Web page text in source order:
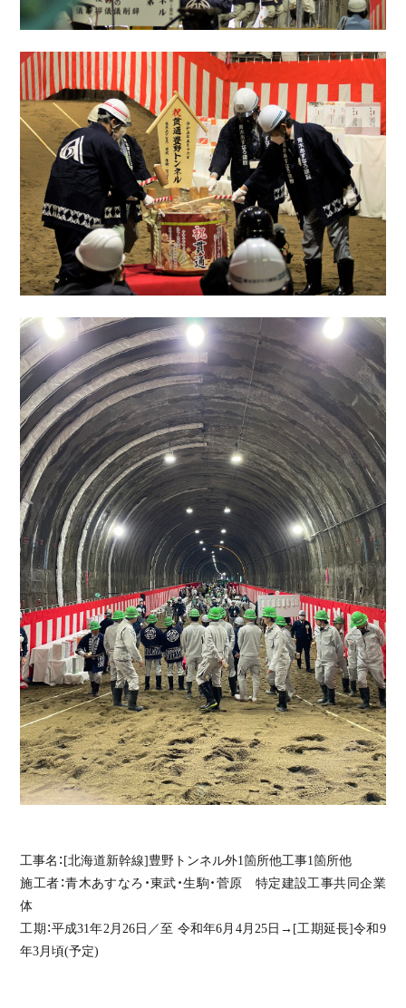
工事名：[北海道新幹線]豊野トンネル外1箇所他工事1箇所他
施工者：青木あすなろ・東武・生駒・菅原 特定建設工事共同企業
体
工期：平成31年2月26日／至 令和年6月4月25日→[工期延長]令和9
年3月頃(予定)